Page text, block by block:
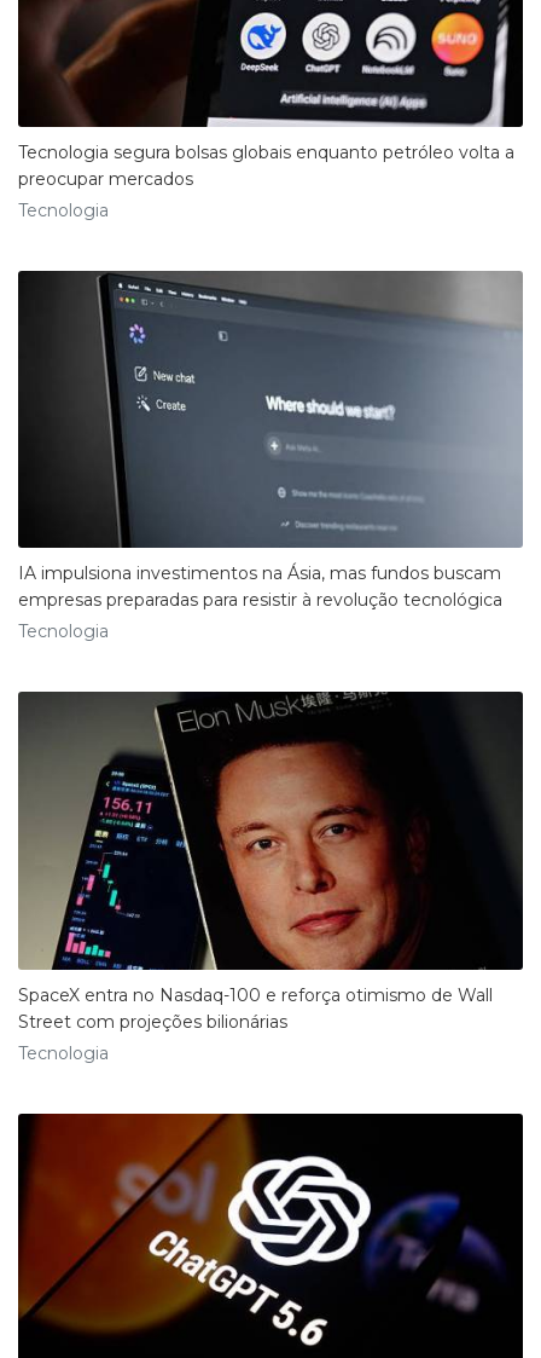
Tecnologia segura bolsas globais enquanto petróleo volta a
preocupar mercados
Tecnologia
IA impulsiona investimentos na Ásia, mas fundos buscam
empresas preparadas para resistir à revolução tecnológica
Tecnologia
SpaceX entra no Nasdaq-100 e reforça otimismo de Wall
Street com projeções bilionárias
Tecnologia